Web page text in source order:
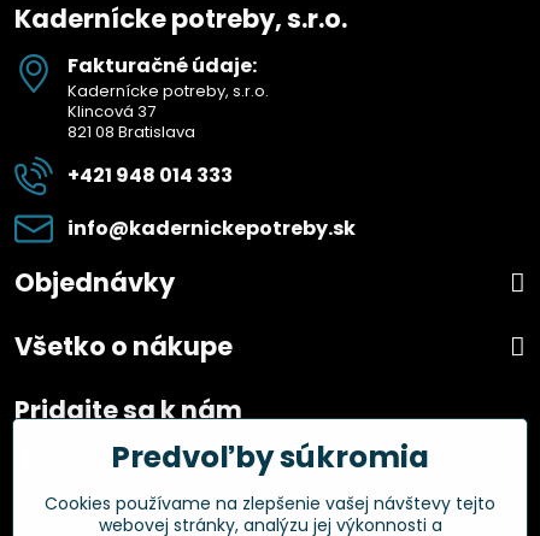
Kadernícke potreby, s.r.o.
Fakturačné údaje:
Kadernícke potreby, s.r.o.
Klincová 37
821 08 Bratislava
+421 948 014 333
info​@kadernickepotreby​.sk
Objednávky
Všetko o nákupe
Pridajte sa k nám
FacebookPredvoľby súkromia
Cookies používame na zlepšenie vašej návštevy tejto
webovej stránky, analýzu jej výkonnosti a